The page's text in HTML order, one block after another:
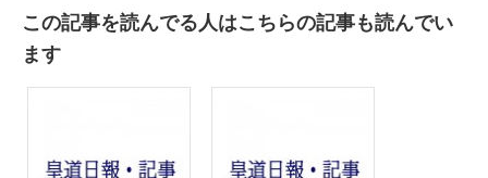
この記事を読んでる人はこちらの記事も読んでい
ます